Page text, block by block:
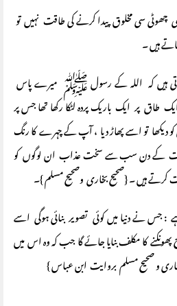
سی مخلوق پیدا کرنے کی طاقت نہیں تو
ہیں ۔
ہیں کہ اللہ کے رسول ﷺ میرے پاس
پر ایک باریک پردہ لٹکا رکھا تھا جس پر
تو اسے پھاڑ دیا ، آپ کے چہرے کا رنگ
کے دن سب سے سخت عذاب ان لوگوں کو
کرتے ہیں ۔ {صحیح بخاری وصحیح مسلم }۔
نے دنیا میں کوئی تصویر بنائی ہوگی اسے
کا مکلف بنایا جائے گا جب کہ وہ اس میں
و صحیح مسلم بروایت ابن عباس }